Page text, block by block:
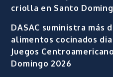
criolla en Santo
DASAC suministra más
alimentos cocinados
Juegos
Domingo 2026